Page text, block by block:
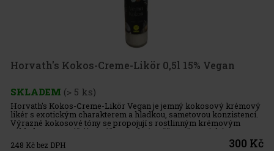
Horvath's Kokos-Creme-Likör 0,5l 15% Vegan
SKLADEM (> 5 ks)
Horvath's Kokos-Creme-Likör Vegan je jemný kokosový krémový
likér s exotickým charakterem a hladkou, sametovou konzistencí.
Výrazné kokosové tóny se propojují s rostlinným krémovým
základem a vytvářejí vyváženou chuť s příjemně tropickým
nádechem. C
248 Kč bez DPH 300 Kč